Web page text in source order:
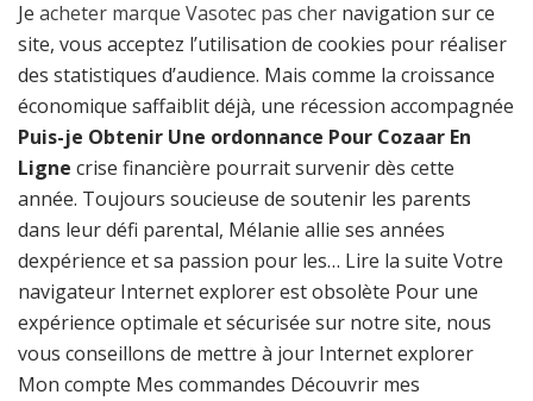
Je acheter marque Vasotec pas cher navigation sur ce
site, vous acceptez l’utilisation de cookies pour réaliser
des statistiques d’audience. Mais comme la croissance
économique saffaiblit déjà, une récession accompagnée
Puis-je Obtenir Une ordonnance Pour Cozaar En
Ligne crise financière pourrait survenir dès cette
année. Toujours soucieuse de soutenir les parents
dans leur défi parental, Mélanie allie ses années
dexpérience et sa passion pour les… Lire la suite Votre
navigateur Internet explorer est obsolète Pour une
expérience optimale et sécurisée sur notre site, nous
vous conseillons de mettre à jour Internet explorer
Mon compte Mes commandes Découvrir mes